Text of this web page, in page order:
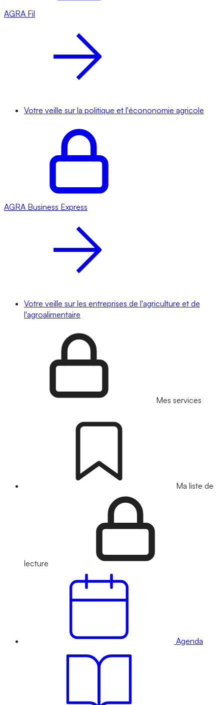
AGRA Fil
Votre veille sur la politique et l'écononomie agricole
AGRA Business Express
Votre veille sur les entreprises de l'agriculture et de
l'agroalimentaire
Mes services
Ma liste de
lecture
Agenda